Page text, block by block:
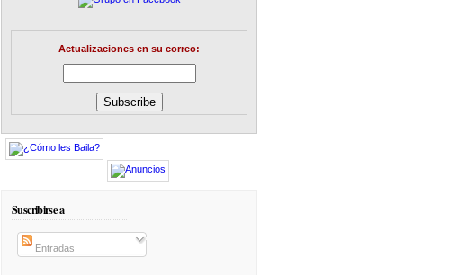
Actualizaciones en su correo:
Suscribirse a
Entradas